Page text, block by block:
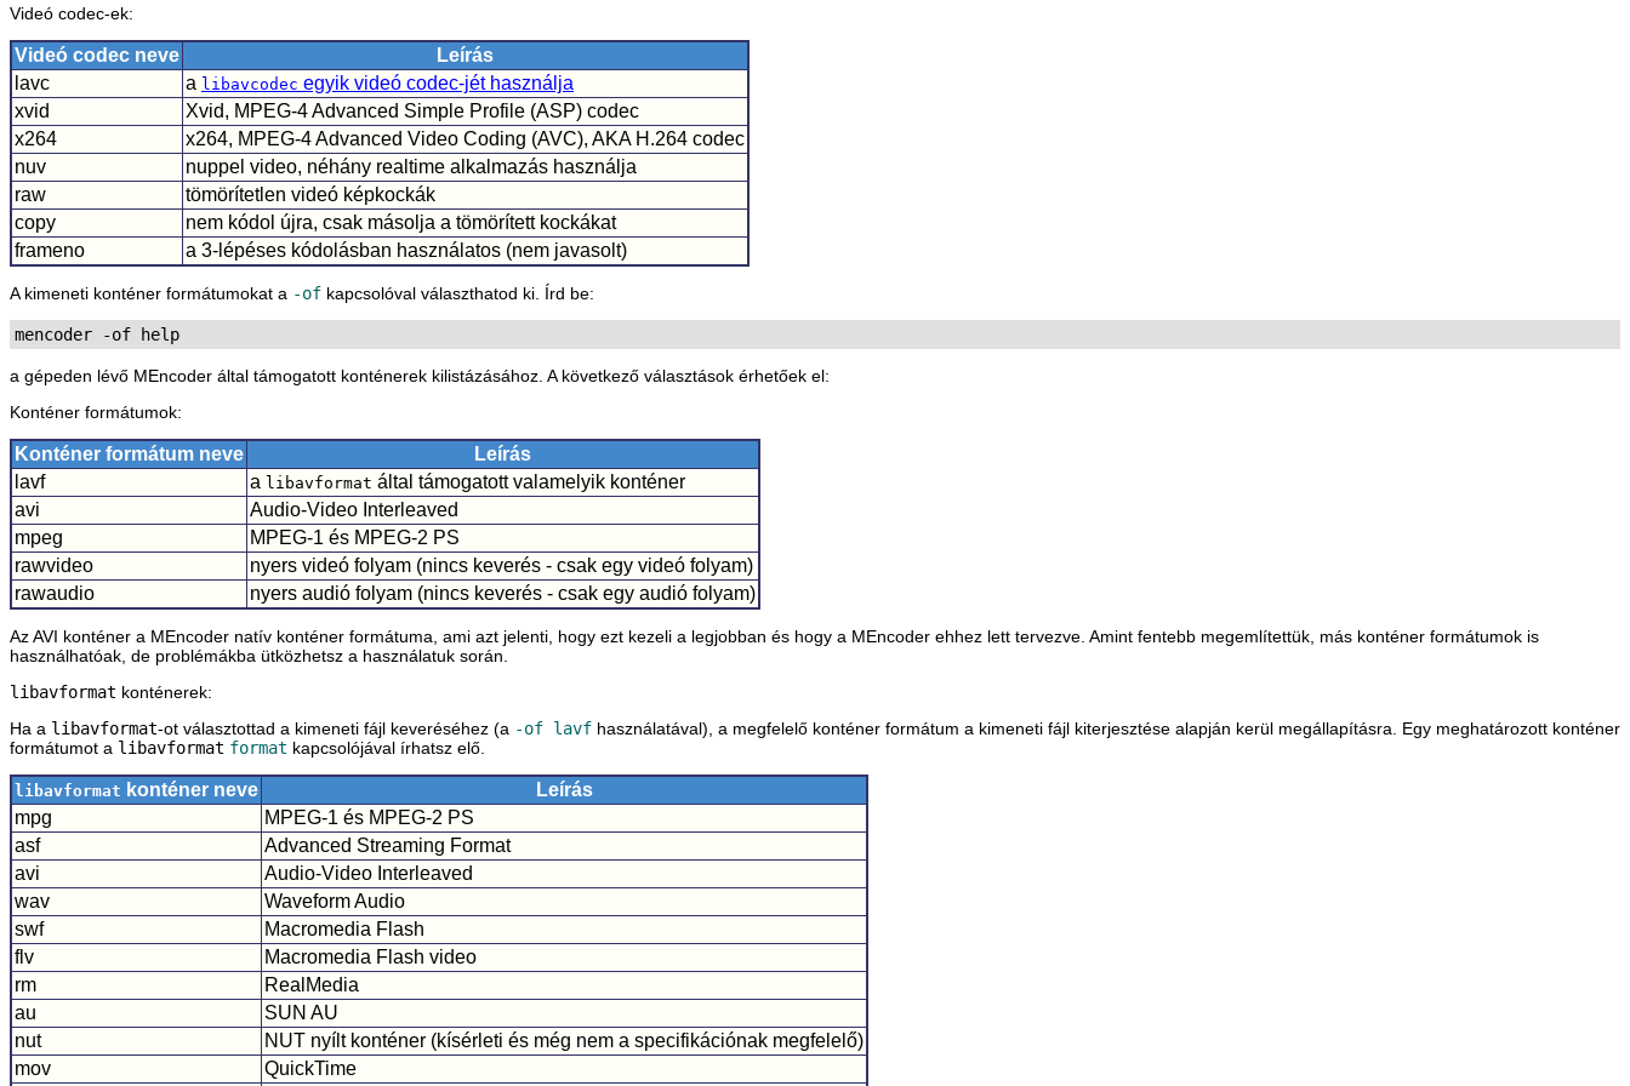
Videó codec-ek:
Videó codec neve
Leírás
lavc
a libavcodec egyik videó codec-jét használja
xvid
Xvid, MPEG-4 Advanced Simple Profile (ASP) codec
x264
x264, MPEG-4 Advanced Video Coding (AVC), AKA H.264 codec
nuv
nuppel video, néhány realtime alkalmazás használja
raw
tömörítetlen videó képkockák
copy
nem kódol újra, csak másolja a tömörített kockákat
frameno
a 3-lépéses kódolásban használatos (nem javasolt)
A kimeneti konténer formátumokat a -of kapcsolóval választhatod ki. Írd be:
mencoder -of help
a gépeden lévő MEncoder által támogatott konténerek kilistázásához. A következő választások érhetőek el:
Konténer formátumok:
Konténer formátum neve
Leírás
lavf
a libavformat által támogatott valamelyik konténer
avi
Audio-Video Interleaved
mpeg
MPEG-1 és MPEG-2 PS
rawvideo
nyers videó folyam (nincs keverés - csak egy videó folyam)
rawaudio
nyers audió folyam (nincs keverés - csak egy audió folyam)
Az AVI konténer a MEncoder natív konténer formátuma, ami azt jelenti, hogy ezt kezeli a legjobban és hogy a MEncoder ehhez lett tervezve. Amint fentebb megemlítettük, más konténer formátumok is
használhatóak, de problémákba ütközhetsz a használatuk során.
libavformat konténerek:
Ha a libavformat-ot választottad a kimeneti fájl keveréséhez (a -of lavf használatával), a megfelelő konténer formátum a kimeneti fájl kiterjesztése alapján kerül megállapításra. Egy meghatározott konténer
formátumot a libavformat format kapcsolójával írhatsz elő.
libavformat konténer neve
Leírás
mpg
MPEG-1 és MPEG-2 PS
asf
Advanced Streaming Format
avi
Audio-Video Interleaved
wav
Waveform Audio
swf
Macromedia Flash
flv
Macromedia Flash video
rm
RealMedia
au
SUN AU
nut
NUT nyílt konténer (kísérleti és még nem a specifikációnak megfelelő)
mov
QuickTime